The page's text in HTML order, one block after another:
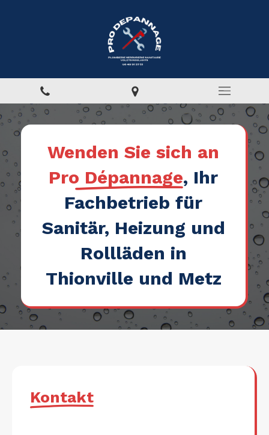
Wenden Sie sich an
Pro Dépannage, Ihr
Fachbetrieb für
Sanitär, Heizung und
Rollläden in
Thionville und Metz
Kontakt